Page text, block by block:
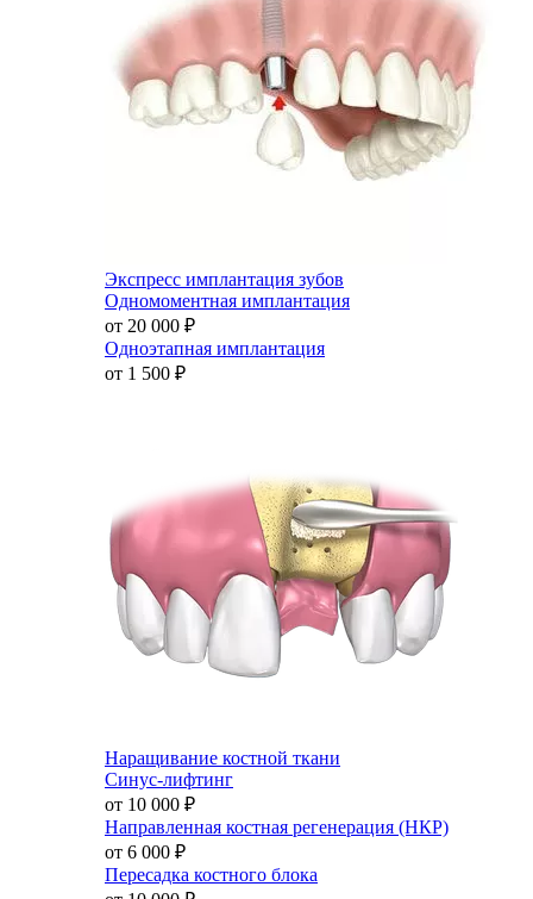
Экспресс имплантация зубов
Одномоментная имплантация
от 20 000 ₽
Одноэтапная имплантация
от 1 500 ₽
Наращивание костной ткани
Синус-лифтинг
от 10 000 ₽
Направленная костная регенерация (НКР)
от 6 000 ₽
Пересадка костного блока